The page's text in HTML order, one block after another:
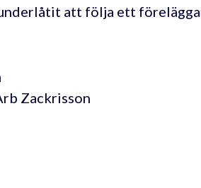
att följa ett
Zackrisson